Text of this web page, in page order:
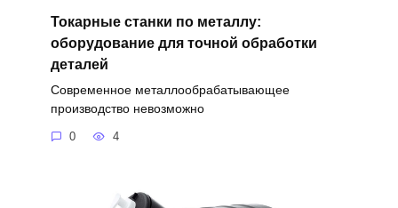
Токарные станки по металлу:
оборудование для точной обработки
деталей
Современное металлообрабатывающее
производство невозможно
0 4